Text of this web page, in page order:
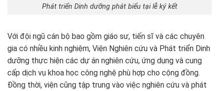
Phát triển Dinh dưỡng phát biểu tại lễ ký kết
Với đội ngũ cán bộ bao gồm giáo sư, tiến sĩ và các chuyên
gia có nhiều kinh nghiệm, Viện Nghiên cứu và Phát triển Dinh
dưỡng thực hiện các dự án nghiên cứu, ứng dụng và cung
cấp dịch vụ khoa học công nghệ phù hợp cho cộng đồng.
Đồng thời, viện cũng tập trung vào việc nghiên cứu và phát